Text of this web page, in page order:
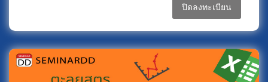
ปิดลงทะเบียน